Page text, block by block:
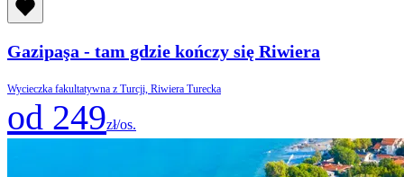
Gazipaşa - tam gdzie kończy się Riwiera
Wycieczka fakultatywna z Turcji, Riwiera Turecka
od 249zł/os.